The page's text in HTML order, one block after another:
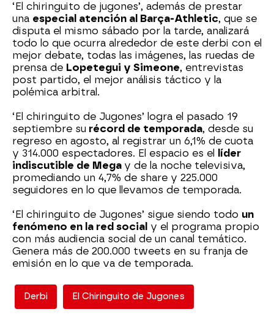
‘El chiringuito de jugones’, además de prestar
una especial atención al Barça-Athletic, que se
disputa el mismo sábado por la tarde, analizará
todo lo que ocurra alrededor de este derbi con el
mejor debate, todas las imágenes, las ruedas de
prensa de Lopetegui y Simeone, entrevistas
post partido, el mejor análisis táctico y la
polémica arbitral.
‘El chiringuito de Jugones’ logra el pasado 19
septiembre su récord de temporada, desde su
regreso en agosto, al registrar un 6,1% de cuota
y 314.000 espectadores. El espacio es el
líder
indiscutible de Mega y de la noche televisiva,
promediando un 4,7% de share y 225.000
seguidores en lo que llevamos de temporada.
‘El chiringuito de Jugones’ sigue siendo todo un
fenómeno en la red social y el programa propio
con más audiencia social de un canal temático.
Genera más de 200.000 tweets en su franja de
emisión en lo que va de temporada.
Derbi El Chiringuito de Jugones